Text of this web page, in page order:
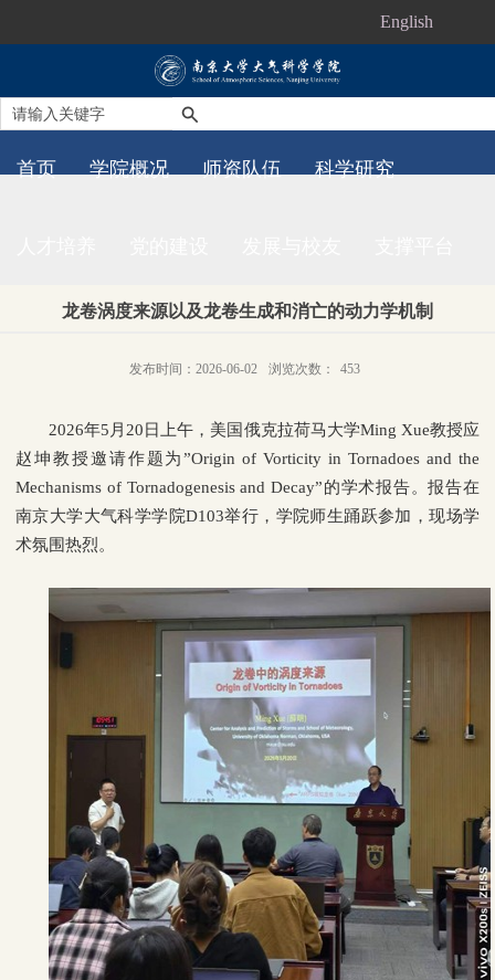
English
首页 学院概况 师资队伍 科学研究
龙卷涡度来源以及龙卷生成和消亡的动力学机制
发布时间：2026-06-02 浏览次数： 453
2026年5 月 20 日上午，美国俄克拉荷马大学Ming Xue教授应
赵坤教授邀请作题为”Origin of Vorticity in Tornadoes and the
Mechanisms of Tornadogenesis and Decay”的学术报告。报告在
南京大学大气科学学院D103举行，学院师生踊跃参加，现场学
术氛围热烈。